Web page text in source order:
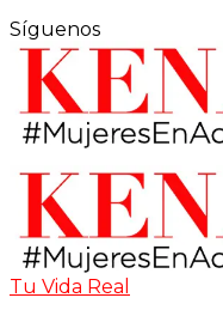
Síguenos
Tu Vida Real